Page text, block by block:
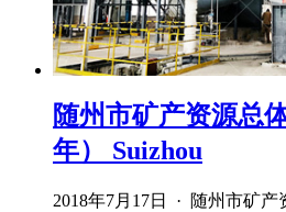
随州市矿产资源总
年） Suizhou
2018年7月17日 · 随州市矿产